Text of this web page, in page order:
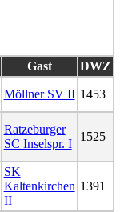
Gast DWZ
Möllner SV II 1453
Ratzeburger
SC Inselspr. I
1525
SK
Kaltenkirchen
II
1391